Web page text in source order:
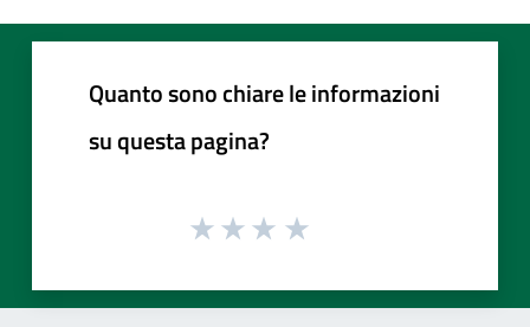
Quanto sono chiare le informazioni
su questa pagina?